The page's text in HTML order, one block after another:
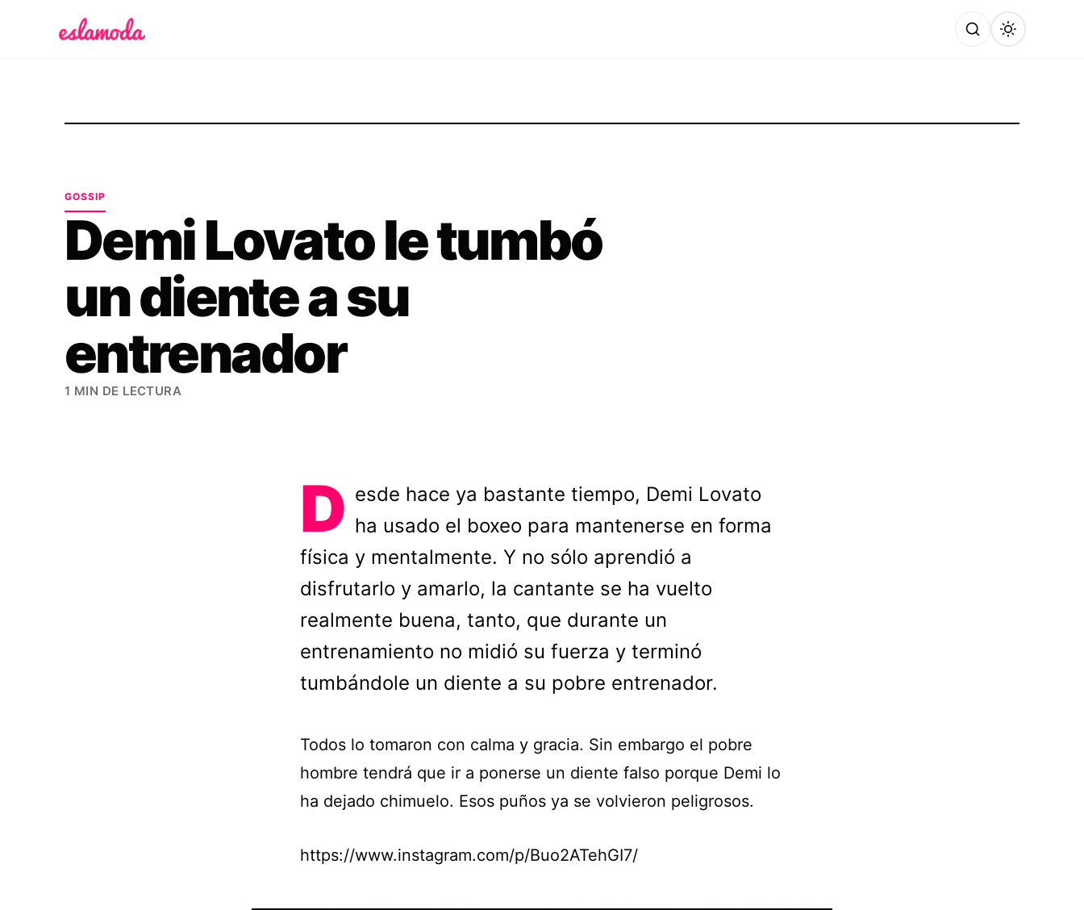
GOSSIP
Demi Lovato le tumbó
un diente a su
entrenador
1 MIN DE LECTURA
D esde hace ya bastante tiempo, Demi Lovato
ha usado el boxeo para mantenerse en forma
física y mentalmente. Y no sólo aprendió a
disfrutarlo y amarlo, la cantante se ha vuelto
realmente buena, tanto, que durante un
entrenamiento no midió su fuerza y terminó
tumbándole un diente a su pobre entrenador.
Todos lo tomaron con calma y gracia. Sin embargo el pobre
hombre tendrá que ir a ponerse un diente falso porque Demi lo
ha dejado chimuelo. Esos puños ya se volvieron peligrosos.
https://www.instagram.com/p/Buo2ATehGI7/